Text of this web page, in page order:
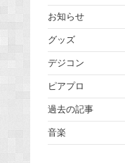
お知らせ
グッズ
デジコン
ピアプロ
過去の記事
音楽